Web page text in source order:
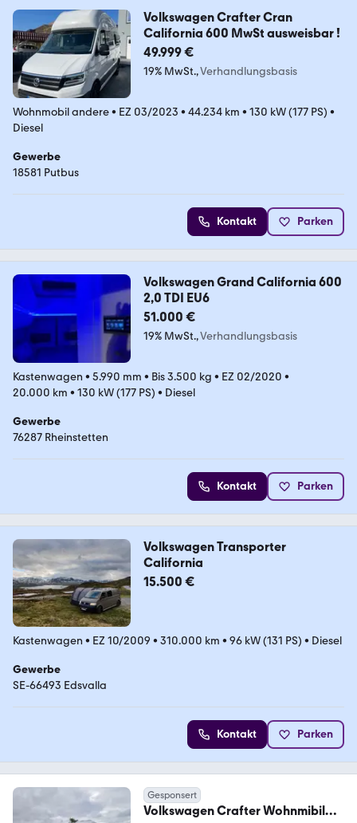
Volkswagen Crafter Cran
California 600 MwSt ausweisbar !
49.999 €
19% MwSt. Verhandlungsbasis
Wohnmobil andere• EZ 03/2023 • 44.234 km • 130 kW (177 PS) •
Diesel
Gewerbe
18581 Putbus
Kontakt Parken
Volkswagen Grand California 600
2,0 TDI EU6
51.000 €
19% MwSt. Verhandlungsbasis
Kastenwagen • 5.990 mm • Bis 3.500 kg • EZ 02/2020 •
20.000 km • 130 kW (177 PS) • Diesel
Gewerbe
76287 Rheinstetten
Kontakt Parken
Volkswagen Transporter
California
15.500 €
Kastenwagen • EZ 10/2009 • 310.000 km • 96 kW (131 PS) • Diesel
Gewerbe
SE-66493 Edsvalla
Kontakt Parken
Gesponsert
Volkswagen Crafter Wohnmibil